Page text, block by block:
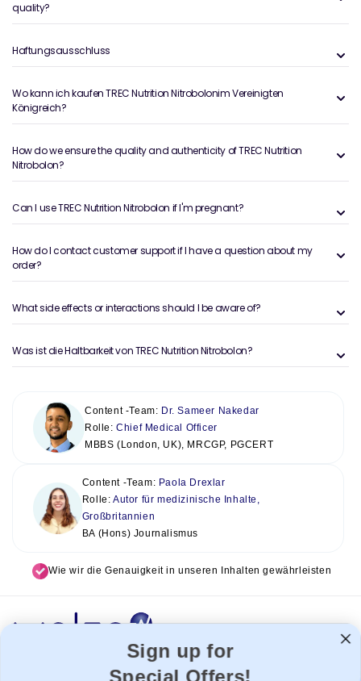
quality?
Haftungsausschluss
Wo kann ich kaufen TREC Nutrition Nitrobolonim Vereinigten
Königreich?
How do we ensure the quality and authenticity of TREC Nutrition
Nitrobolon?
Can I use TREC Nutrition Nitrobolon if I'm pregnant?
How do I contact customer support if I have a question about my
order?
What side effects or interactions should I be aware of?
Was ist die Haltbarkeit von TREC Nutrition Nitrobolon?
Content -Team: Dr. Sameer Nakedar
Rolle:Chief Medical Officer
MBBS (London, UK), MRCGP, PGCERT
Content -Team: Paola Drexlar
Rolle:Autor für medizinische Inhalte,
Großbritannien
BA (Hons) Journalismus
Wie wir die Genauigkeit in unseren Inhalten gewährleisten
Sign up for